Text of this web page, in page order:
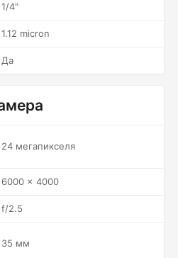
1/4"
1.12 micron
Да
24 мегапикселя
6000 x 4000
f/2.5
35 мм